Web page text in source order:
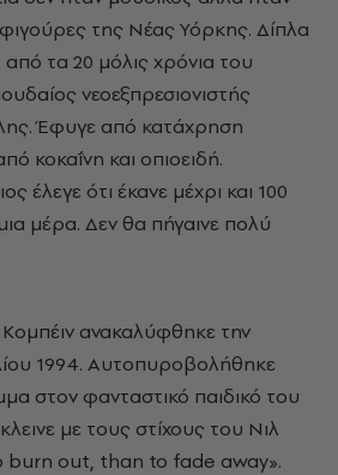
της Νέας Υόρκης. Δίπλα
τα 20 μόλις χρόνια του
νεοεξπρεσιονιστής
Έφυγε από κατάχρηση
κοκαΐνη και οπιοειδή.
έλεγε ότι έκανε μέχρι και 100
μέρα. Δεν θα πήγαινε πολύ
ανακαλύφθηκε την
1994. Αυτοπυροβολήθηκε
στον φανταστικό παιδικό του
με τους στίχους του Νιλ
burn out, than to fade away».